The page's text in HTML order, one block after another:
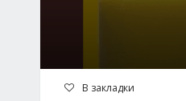
В закладки